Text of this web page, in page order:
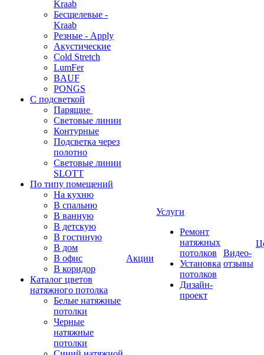
Kraab
Бесщелевые -
Kraab
Резные - Apply
Акустические
Cold Stretch
LumFer
BAUF
PONGS
С подсветкой
Парящие
Световые линии
Контурные
Подсветка через
полотно
Световые линии
SLOTT
По типу помещений
На кухню
В спальню
В ванную
В детскую
В гостиную
В дом
В офис
В коридор
Каталог цветов
натяжного потолка
Белые натяжные
потолки
Черные
натяжные
потолки
Акции
Услуги
Ремонт
натяжных
потолков
Установка
потолков
Дизайн-
проект
Видео-
отзывы